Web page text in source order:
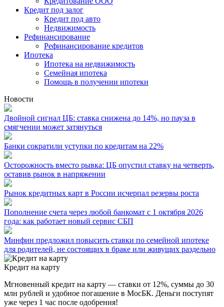
Кредит под залог
Кредит под авто
Недвижимость
Рефинансирование
Рефинансирование кредитов
Ипотека
Ипотека на недвижимость
Семейная ипотека
Помощь в получении ипотеки
Новости
Двойной сигнал ЦБ: ставка снижена до 14%, но пауза в
смягчении может затянуться
Банки сократили уступки по кредитам на 22%
Осторожность вместо рывка: ЦБ опустил ставку на четверть,
оставив рынок в напряжении
Рынок кредитных карт в России исчерпал резервы роста
Пополнение счета через любой банкомат с 1 октября 2026
года: как работает новый сервис СБП
Минфин предложил повысить ставки по семейной ипотеке
для родителей, не состоящих в браке или живущих раздельно
Кредит на карту
Мгновенный кредит на карту — ставки от 12%, суммы до 30
млн рублей и удобное погашение в МосБК. Деньги поступят
уже через 1 час после одобрения!